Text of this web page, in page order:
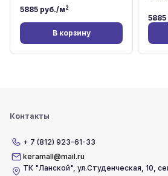
5885 руб./м2
В корзину
5885
Контакты
+ 7 (812) 923-61-33
keramall@mail.ru
ТК "Ланской",ул.Студенческая, 10,